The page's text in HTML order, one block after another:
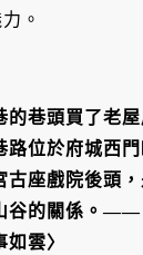
。
的巷頭買了老屋
路位於府城西
古座戲院後頭
谷的關係。——
雲〉